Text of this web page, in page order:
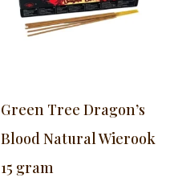
Green Tree Dragon’s
Blood Natural Wierook
15 gram